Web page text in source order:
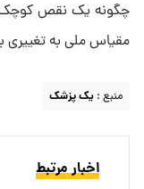
چگونه یک نقص کوچک
مقیاس ملی به
منبع : یک پزشک
اخبار مرتبط